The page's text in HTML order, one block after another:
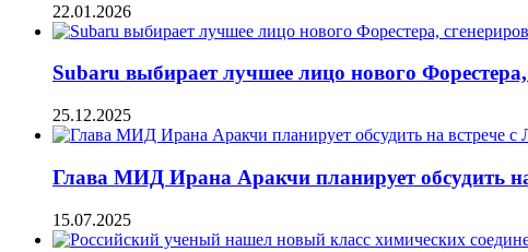
22.01.2026
Subaru выбирает лучшее лицо нового
25.12.2025
Глава МИД Ирана Аракчи планирует обсудить
15.07.2025